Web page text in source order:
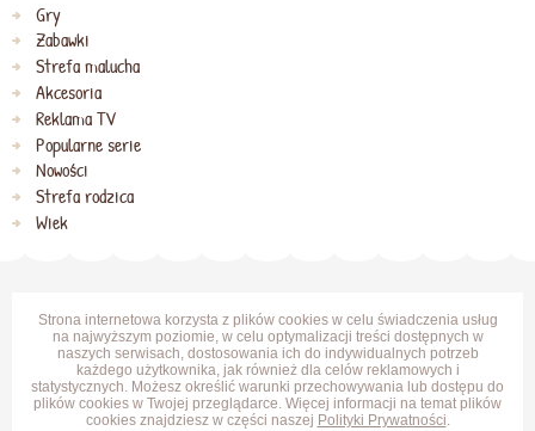
Gry
Zabawki
Strefa malucha
Akcesoria
Reklama TV
Popularne serie
Nowości
Strefa rodzica
Wiek
Strona internetowa korzysta z plików cookies w celu świadczenia usług
na najwyższym poziomie, w celu optymalizacji treści dostępnych w
naszych serwisach, dostosowania ich do indywidualnych potrzeb
każdego użytkownika, jak również dla celów reklamowych i
statystycznych. Możesz określić warunki przechowywania lub dostępu do
plików cookies w Twojej przeglądarce. Więcej informacji na temat plików
cookies znajdziesz w części naszej Polityki Prywatności.